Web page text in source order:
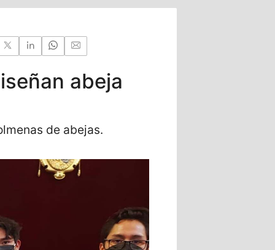
abeja
de abejas.